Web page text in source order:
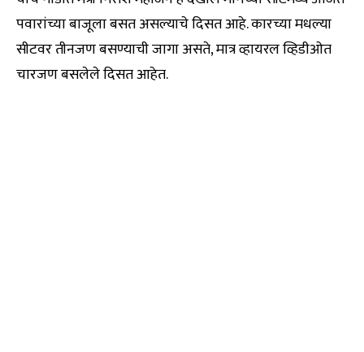
पवारांच्या बाजूला बसत असल्याचे दिसत आहे. कारच्या मधल्या
सीटवर तीनजण बसण्याची जागा असते, मात्र व्हायरल व्हिडीओत
चारजण बसलेले दिसत आहेत.